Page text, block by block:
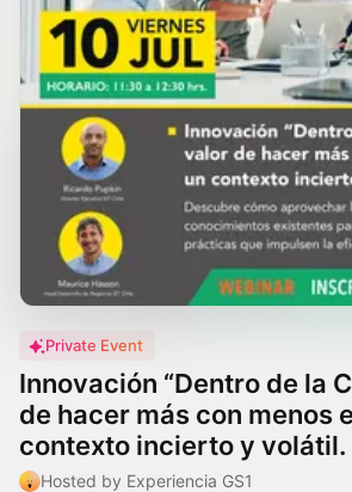
Private Event
Innovación “Dentro de la
de hacer más con menos
contexto incierto y volátil.
Hosted by Experiencia GS1